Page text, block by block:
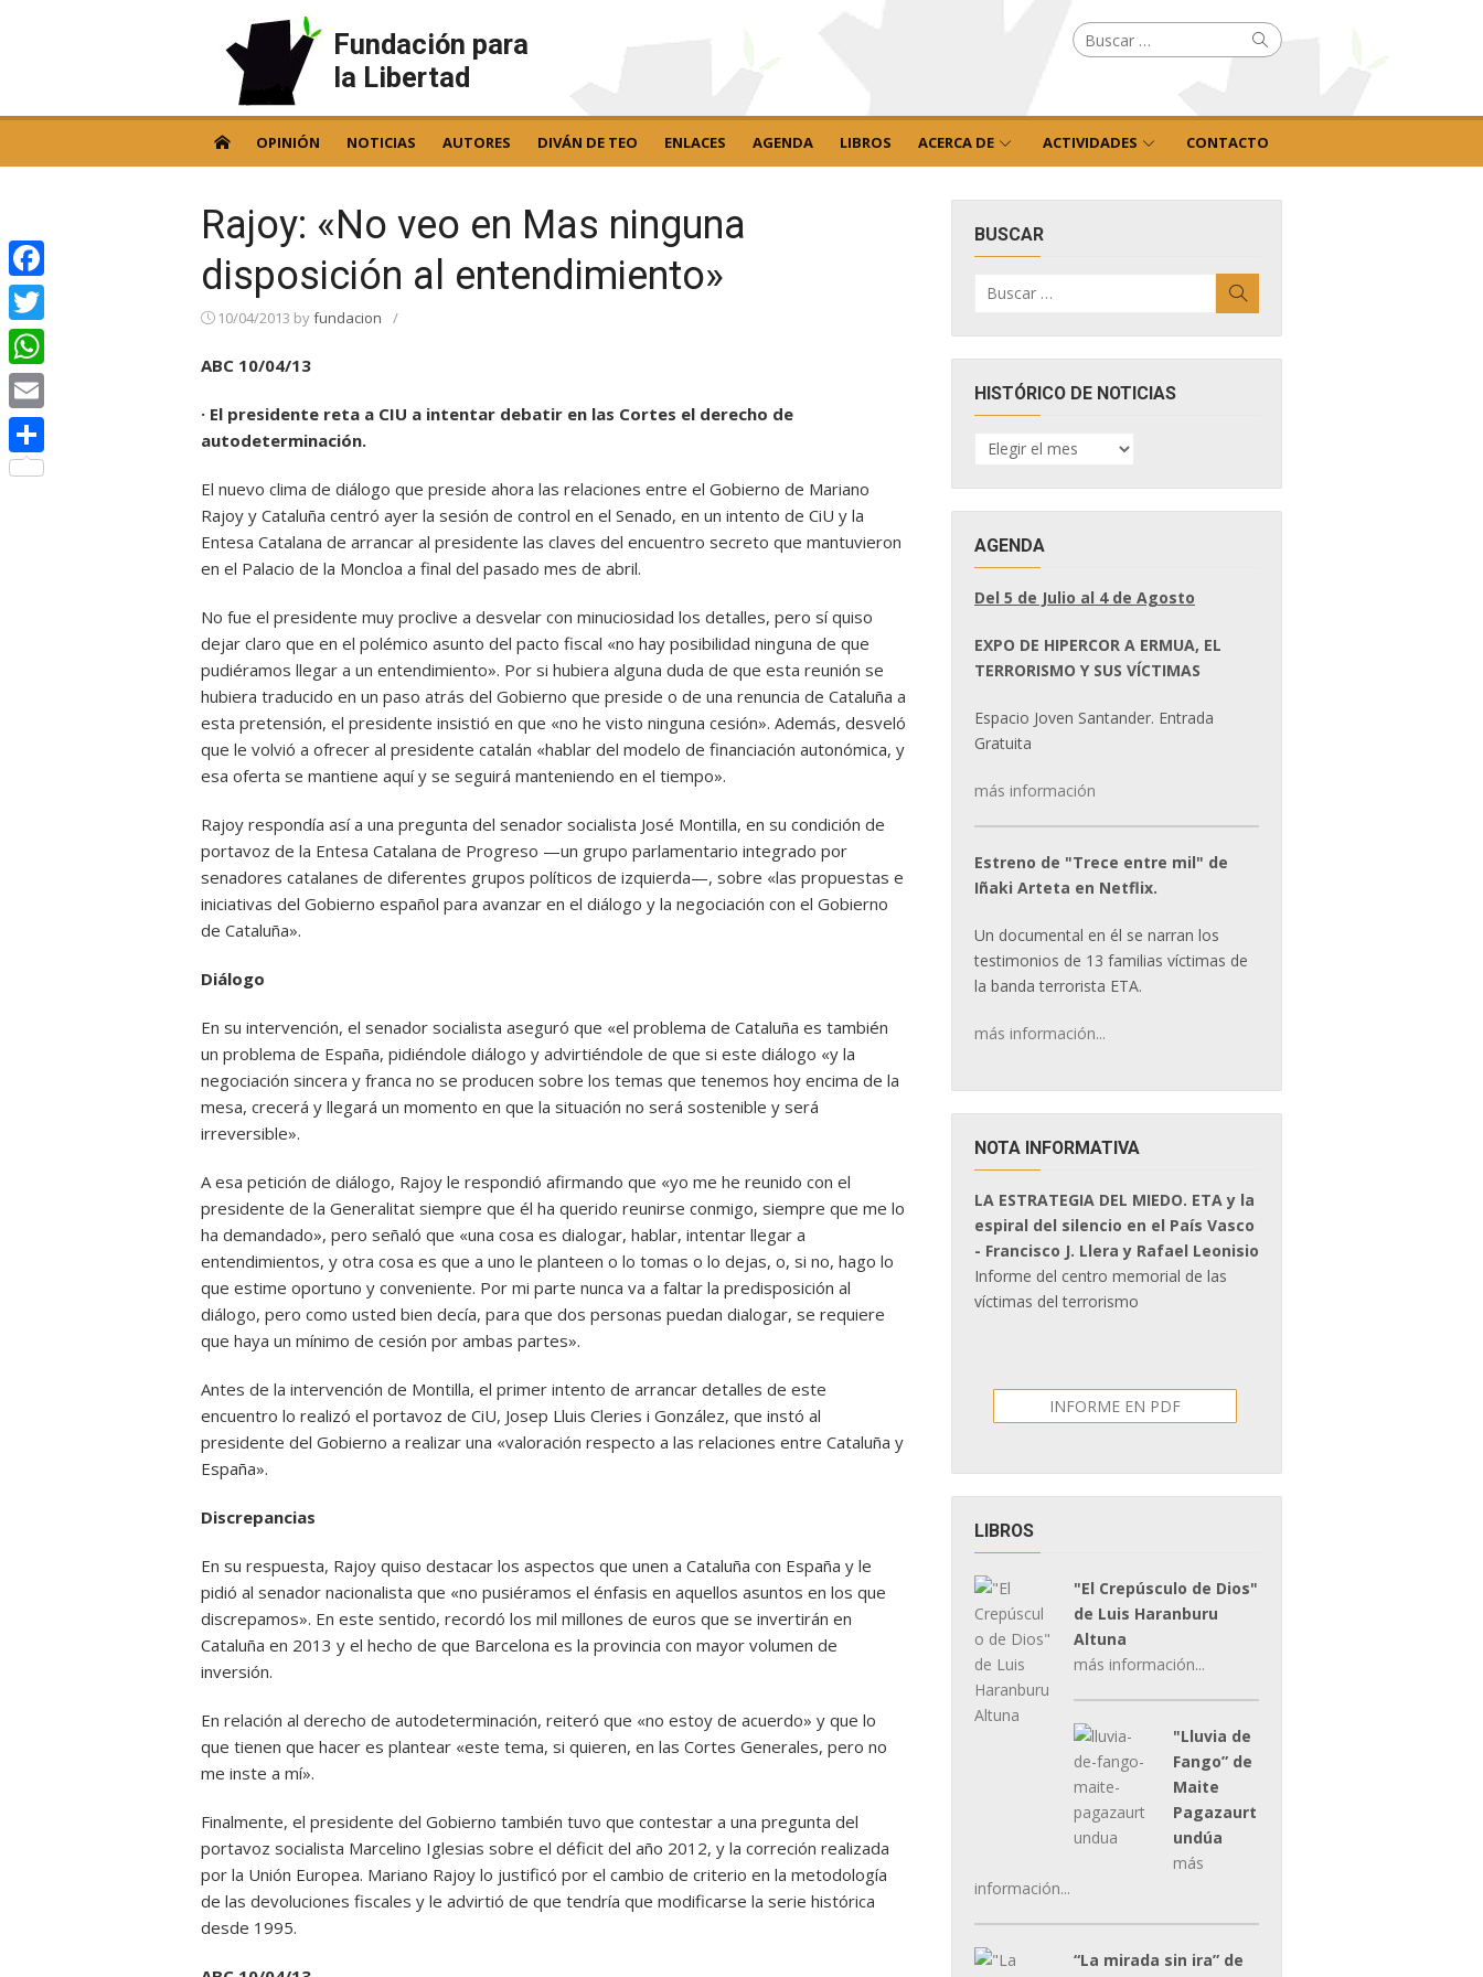
Fundación para
la Libertad
Buscar
por: Buscar
OPINIÓN NOTICIAS AUTORES DIVÁN DE TEO ENLACES AGENDA LIBROS ACERCA DE ACTIVIDADES CONTACTO
Rajoy: «No veo en Mas ninguna
disposición al entendimiento»
10/04/2013 byfundacion /
ABC 10/04/13
· El presidente reta a CIU a intentar debatir en las Cortes el derecho de
autodeterminación.
El nuevo clima de diálogo que preside ahora las relaciones entre el Gobierno de Mariano
Rajoy y Cataluña centró ayer la sesión de control en el Senado, en un intento de CiU y la
Entesa Catalana de arrancar al presidente las claves del encuentro secreto que mantuvieron
en el Palacio de la Moncloa a final del pasado mes de abril.
No fue el presidente muy proclive a desvelar con minuciosidad los detalles, pero sí quiso
dejar claro que en el polémico asunto del pacto fiscal «no hay posibilidad ninguna de que
pudiéramos llegar a un entendimiento». Por si hubiera alguna duda de que esta reunión se
hubiera traducido en un paso atrás del Gobierno que preside o de una renuncia de Cataluña a
esta pretensión, el presidente insistió en que «no he visto ninguna cesión». Además, desveló
que le volvió a ofrecer al presidente catalán «hablar del modelo de financiación autonómica, y
esa oferta se mantiene aquí y se seguirá manteniendo en el tiempo».
Rajoy respondía así a una pregunta del senador socialista José Montilla, en su condición de
portavoz de la Entesa Catalana de Progreso —un grupo parlamentario integrado por
senadores catalanes de diferentes grupos políticos de izquierda—, sobre «las propuestas e
iniciativas del Gobierno español para avanzar en el diálogo y la negociación con el Gobierno
de Cataluña».
Diálogo
En su intervención, el senador socialista aseguró que «el problema de Cataluña es también
un problema de España, pidiéndole diálogo y advirtiéndole de que si este diálogo «y la
negociación sincera y franca no se producen sobre los temas que tenemos hoy encima de la
mesa, crecerá y llegará un momento en que la situación no será sostenible y será
irreversible».
A esa petición de diálogo, Rajoy le respondió afirmando que «yo me he reunido con el
presidente de la Generalitat siempre que él ha querido reunirse conmigo, siempre que me lo
ha demandado», pero señaló que «una cosa es dialogar, hablar, intentar llegar a
entendimientos, y otra cosa es que a uno le planteen o lo tomas o lo dejas, o, si no, hago lo
que estime oportuno y conveniente. Por mi parte nunca va a faltar la predisposición al
diálogo, pero como usted bien decía, para que dos personas puedan dialogar, se requiere
que haya un mínimo de cesión por ambas partes».
Antes de la intervención de Montilla, el primer intento de arrancar detalles de este
encuentro lo realizó el portavoz de CiU, Josep Lluis Cleries i González, que instó al
presidente del Gobierno a realizar una «valoración respecto a las relaciones entre Cataluña y
España».
Discrepancias
En su respuesta, Rajoy quiso destacar los aspectos que unen a Cataluña con España y le
pidió al senador nacionalista que «no pusiéramos el énfasis en aquellos asuntos en los que
discrepamos». En este sentido, recordó los mil millones de euros que se invertirán en
Cataluña en 2013 y el hecho de que Barcelona es la provincia con mayor volumen de
inversión.
En relación al derecho de autodeterminación, reiteró que «no estoy de acuerdo» y que lo
que tienen que hacer es plantear «este tema, si quieren, en las Cortes Generales, pero no
me inste a mí».
Finalmente, el presidente del Gobierno también tuvo que contestar a una pregunta del
portavoz socialista Marcelino Iglesias sobre el déficit del año 2012, y la correción realizada
por la Unión Europea. Mariano Rajoy lo justificó por el cambio de criterio en la metodología
de las devoluciones fiscales y le advirtió de que tendría que modificarse la serie histórica
desde 1995.
BUSCAR
por:
HISTÓRICO DE NOTICIAS
HISTÓRICO
DE
AGENDA
Del 5 de Julio al 4 de Agosto
EXPO DE HIPERCOR A ERMUA, EL
TERRORISMO Y SUS VÍCTIMAS
Espacio Joven Santander. Entrada
Gratuita
más información
Estreno de "Trece entre mil" de
Iñaki Arteta en Netflix.
Un documental en él se narran los
testimonios de 13 familias víctimas de
la banda terrorista ETA.
más información...
NOTA INFORMATIVA
LA ESTRATEGIA DEL MIEDO. ETA y la
espiral del silencio en el País Vasco
- Francisco J. Llera y Rafael Leonisio
Informe del centro memorial de las
víctimas del terrorismo
INFORME EN PDF
LIBROS
"El Crepúsculo de Dios"
de Luis Haranburu
Altuna
más información...
"Lluvia de
Fango” de
Maite
Pagazaurt
undúa
más
información...
“La mirada sin ira” de
Facebook
Twitter
WhatsApp
Email
Compartir